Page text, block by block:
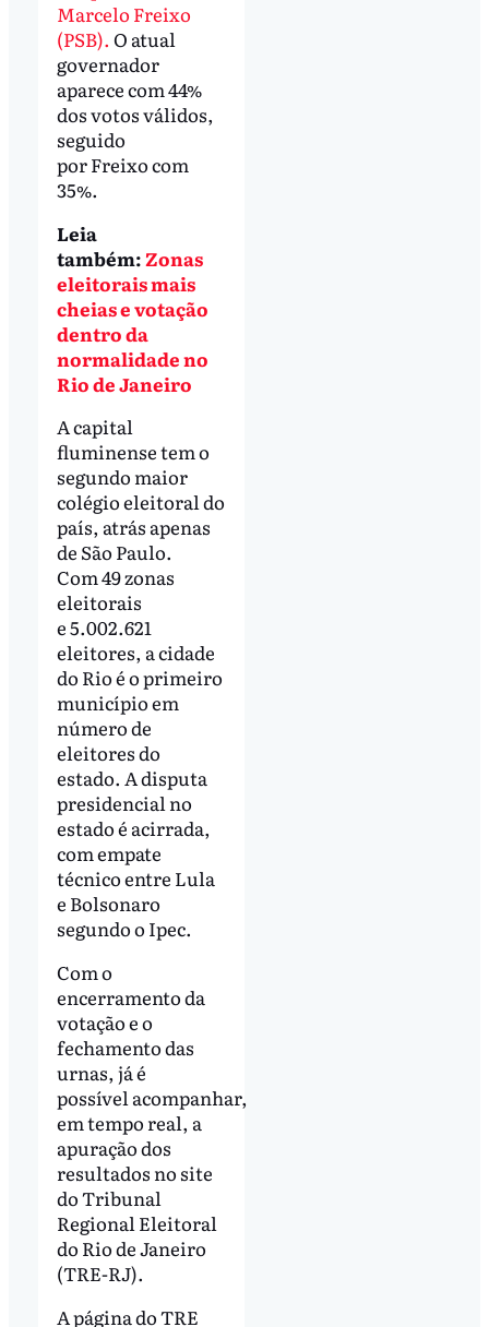
Marcelo Freixo
(PSB). O atual
governador
aparece com 44%
dos votos válidos,
seguido
por Freixo com
35%.
Leia
também:Zonas
eleitorais mais
cheias e votação
dentro da
normalidade no
Rio de Janeiro
A capital
fluminense tem o
segundo maior
colégio eleitoral do
país, atrás apenas
de São Paulo.
Com 49 zonas
eleitorais
e 5.002.621
eleitores, a cidade
do Rio é o primeiro
município em
número de
eleitores do
estado. A disputa
presidencial no
estado é acirrada,
com empate
técnico entre Lula
e Bolsonaro
segundo o Ipec.
Com o
encerramento da
votação e o
fechamento das
urnas, já é
possível acompanhar,
em tempo real, a
apuração dos
resultados no site
do Tribunal
Regional Eleitoral
do Rio de Janeiro
(TRE-RJ).
A página do TRE